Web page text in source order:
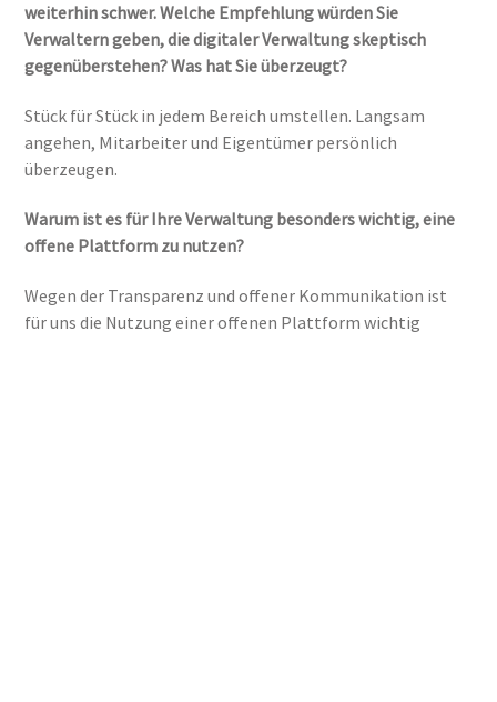
weiterhin schwer. Welche Empfehlung würden Sie
Verwaltern geben, die digitaler Verwaltung skeptisch
gegenüberstehen? Was hat Sie überzeugt?
Stück für Stück in jedem Bereich umstellen. Langsam
angehen, Mitarbeiter und Eigentümer persönlich
überzeugen.
Warum ist es für Ihre Verwaltung besonders wichtig, eine
offene Plattform zu nutzen?
Wegen der Transparenz und offener Kommunikation ist
für uns die Nutzung einer offenen Plattform wichtig